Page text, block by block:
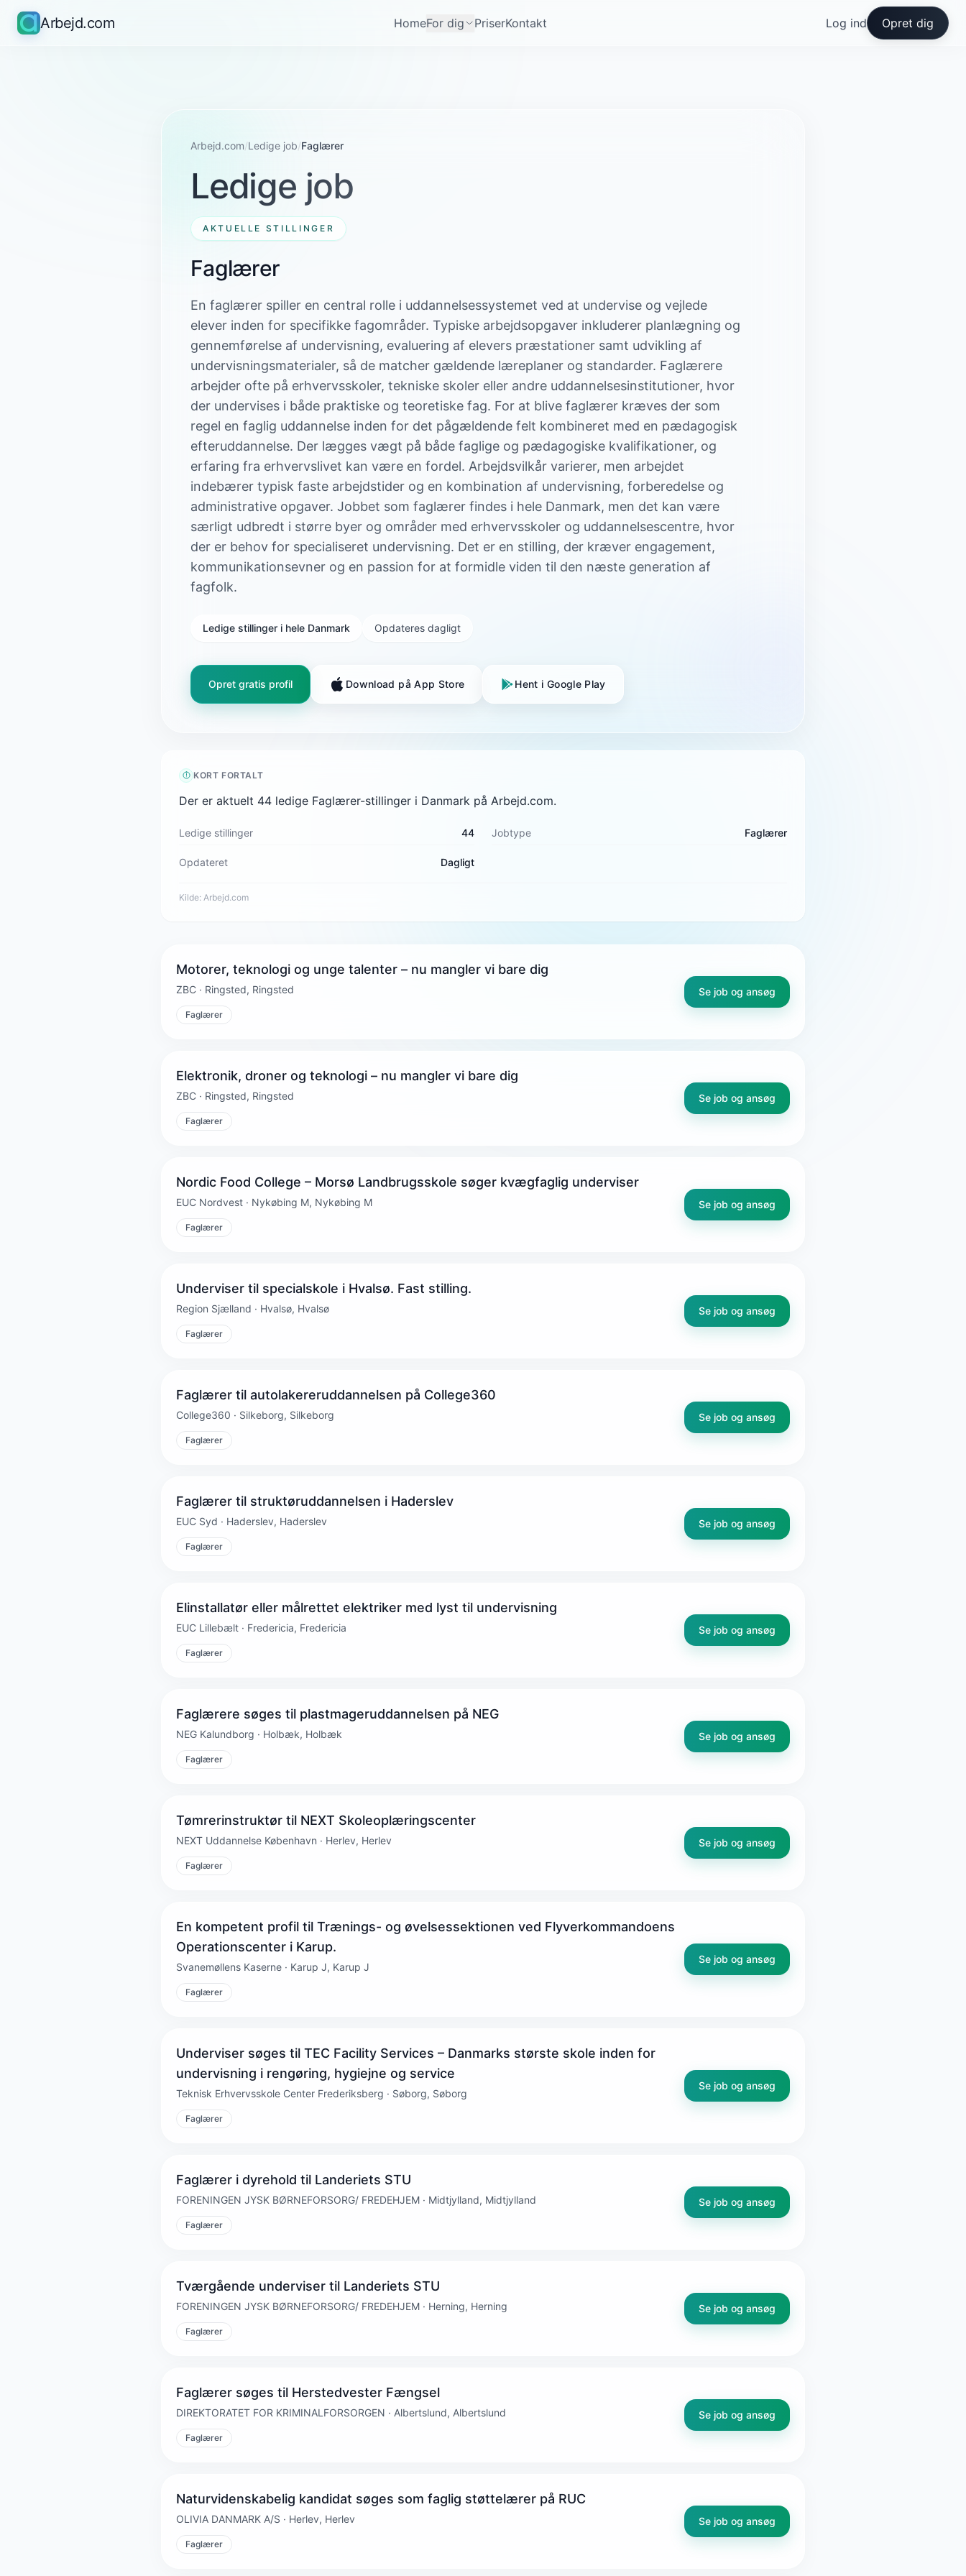
Arbejd.com HomeFor dig PriserKontakt Log ind Opret dig
Arbejd.com/Ledige job/Faglærer
Ledige job
AKTUELLE STILLINGER
Faglærer
En faglærer spiller en central rolle i uddannelsessystemet ved at undervise og vejlede
elever inden for specifikke fagområder. Typiske arbejdsopgaver inkluderer planlægning og
gennemførelse af undervisning, evaluering af elevers præstationer samt udvikling af
undervisningsmaterialer, så de matcher gældende læreplaner og standarder. Faglærere
arbejder ofte på erhvervsskoler, tekniske skoler eller andre uddannelsesinstitutioner, hvor
der undervises i både praktiske og teoretiske fag. For at blive faglærer kræves der som
regel en faglig uddannelse inden for det pågældende felt kombineret med en pædagogisk
efteruddannelse. Der lægges vægt på både faglige og pædagogiske kvalifikationer, og
erfaring fra erhvervslivet kan være en fordel. Arbejdsvilkår varierer, men arbejdet
indebærer typisk faste arbejdstider og en kombination af undervisning, forberedelse og
administrative opgaver. Jobbet som faglærer findes i hele Danmark, men det kan være
særligt udbredt i større byer og områder med erhvervsskoler og uddannelsescentre, hvor
der er behov for specialiseret undervisning. Det er en stilling, der kræver engagement,
kommunikationsevner og en passion for at formidle viden til den næste generation af
fagfolk.
Ledige stillinger i hele Danmark Opdateres dagligt
Opret gratis profil Download på App Store Hent i Google Play
KORT FORTALT
Der er aktuelt 44 ledige Faglærer-stillinger i Danmark på Arbejd.com.
Ledige stillinger 44 Jobtype Faglærer
Opdateret Dagligt
Kilde: Arbejd.com
Motorer, teknologi og unge talenter – nu mangler vi bare dig
ZBC · Ringsted, Ringsted
Faglærer
Se job og ansøg
Elektronik, droner og teknologi – nu mangler vi bare dig
ZBC · Ringsted, Ringsted
Faglærer
Se job og ansøg
Nordic Food College – Morsø Landbrugsskole søger kvægfaglig underviser
EUC Nordvest · Nykøbing M, Nykøbing M
Faglærer
Se job og ansøg
Underviser til specialskole i Hvalsø. Fast stilling.
Region Sjælland · Hvalsø, Hvalsø
Faglærer
Se job og ansøg
Faglærer til autolakereruddannelsen på College360
College360 · Silkeborg, Silkeborg
Faglærer
Se job og ansøg
Faglærer til struktøruddannelsen i Haderslev
EUC Syd · Haderslev, Haderslev
Faglærer
Se job og ansøg
Elinstallatør eller målrettet elektriker med lyst til undervisning
EUC Lillebælt · Fredericia, Fredericia
Faglærer
Se job og ansøg
Faglærere søges til plastmageruddannelsen på NEG
NEG Kalundborg · Holbæk, Holbæk
Faglærer
Se job og ansøg
Tømrerinstruktør til NEXT Skoleoplæringscenter
NEXT Uddannelse København · Herlev, Herlev
Faglærer
Se job og ansøg
En kompetent profil til Trænings- og øvelsessektionen ved Flyverkommandoens
Operationscenter i Karup.
Svanemøllens Kaserne · Karup J, Karup J
Faglærer
Se job og ansøg
Underviser søges til TEC Facility Services – Danmarks største skole inden for
undervisning i rengøring, hygiejne og service
Teknisk Erhvervsskole Center Frederiksberg · Søborg, Søborg
Faglærer
Se job og ansøg
Faglærer i dyrehold til Landeriets STU
FORENINGEN JYSK BØRNEFORSORG/ FREDEHJEM · Midtjylland, Midtjylland
Faglærer
Se job og ansøg
Tværgående underviser til Landeriets STU
FORENINGEN JYSK BØRNEFORSORG/ FREDEHJEM · Herning, Herning
Faglærer
Se job og ansøg
Faglærer søges til Herstedvester Fængsel
DIREKTORATET FOR KRIMINALFORSORGEN · Albertslund, Albertslund
Faglærer
Se job og ansøg
Naturvidenskabelig kandidat søges som faglig støttelærer på RUC
OLIVIA DANMARK A/S · Herlev, Herlev
Faglærer
Se job og ansøg